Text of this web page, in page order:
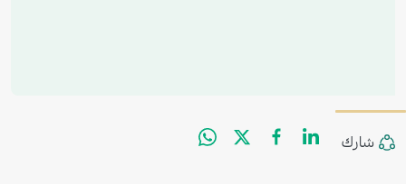
شارك Share
LinkedIn
Facebook
Twitter